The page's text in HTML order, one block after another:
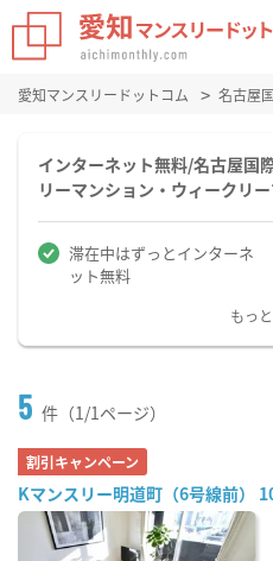
愛知マンスリードットコム 名古屋
インターネット無料/名古屋国
リーマンション・ウィークリ
滞在中はずっとインターネ
ット無料
もっ
5 件（1/1ページ）
割引キャンペーン
Kマンスリー明道町（6号線前）